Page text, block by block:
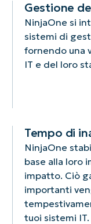
Gestione
NinjaOne si
sistemi di
fornendo una
IT e del loro
Tempo di
NinjaOne
base alla loro
impatto. Ciò
importanti
tuoi sistemi IT.